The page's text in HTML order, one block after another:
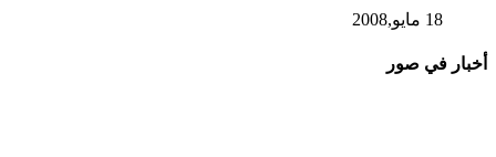
18 مايو,2008
أخبار في صور